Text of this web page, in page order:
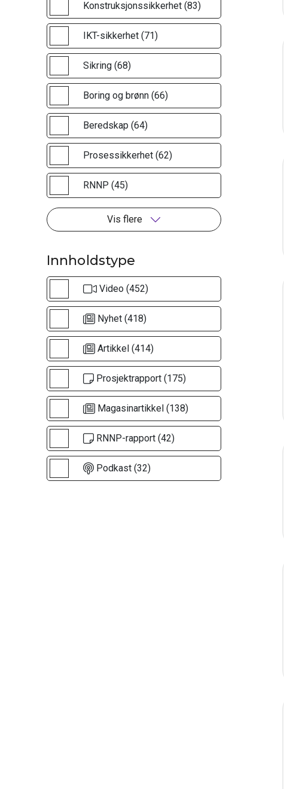
Konstruksjonssikkerhet (83)
IKT-sikkerhet (71)
Sikring (68)
Boring og brønn (66)
Beredskap (64)
Prosessikkerhet (62)
RNNP (45)
Vis flere
Innholdstype
Video (452)
Nyhet (418)
Artikkel (414)
Prosjektrapport (175)
Magasinartikkel (138)
RNNP-rapport (42)
Podkast (32)